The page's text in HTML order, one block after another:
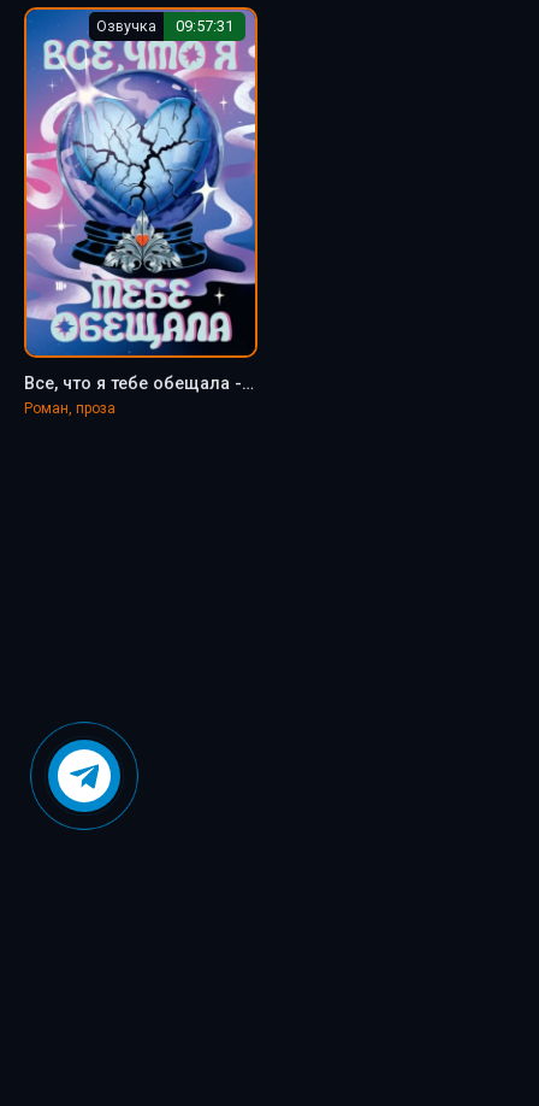
Озвучка 09:57:31
Все, что я тебе обещала - Кэти Апперман
Роман, проза